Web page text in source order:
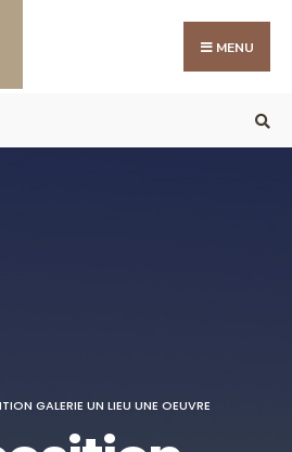
MENU
GALERIE UN LIEU UNE OEUVRE